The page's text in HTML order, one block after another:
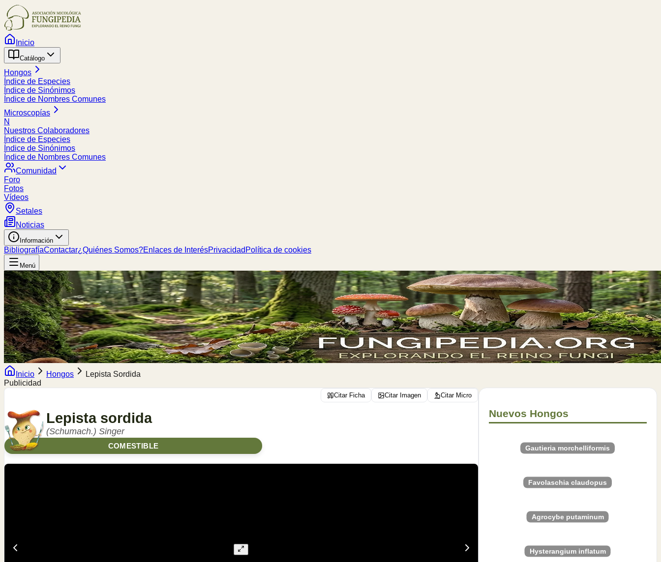
Inicio
Catálogo
Hongos
Índice de Especies
Índice de Sinónimos
Índice de Nombres Comunes
Microscopías
N
Nuestros Colaboradores
Índice de Especies
Índice de Sinónimos
Índice de Nombres Comunes
Comunidad
Foro
Fotos
Vídeos
Setales
Noticias
Información
BibliografíaContactar¿Quiénes Somos?Enlaces de InterésPrivacidad Política de cookies
Menú
Inicio Hongos
Lepista Sordida
Publicidad
Citar Ficha Citar Imagen Citar Micro
Lepista sordida
(Schumach.) Singer
COMESTIBLE
Nuevos Hongos
Gautieria morchelliformis
Favolaschia claudopus
Agrocybe putaminum
Hysterangium inflatum